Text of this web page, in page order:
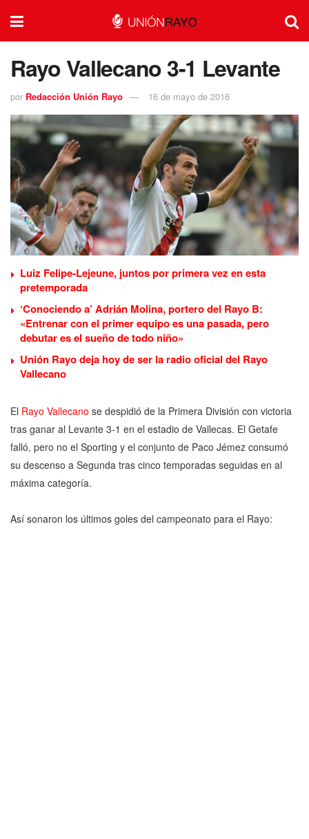
Rayo Vallecano 3-1 Levante
por Redacción Unión Rayo 16 de mayo de 2016
Luiz Felipe-Lejeune, juntos por primera vez en esta
pretemporada
‘Conociendo a’ Adrián Molina, portero del Rayo B:
«Entrenar con el primer equipo es una pasada, pero
debutar es el sueño de todo niño»
Unión Rayo deja hoy de ser la radio oficial del Rayo
Vallecano
El Rayo Vallecano se despidió de la Primera División con victoria
tras ganar al Levante 3-1 en el estadio de Vallecas. El Getafe
falló, pero no el Sporting y el conjunto de Paco Jémez consumó
su descenso a Segunda tras cinco temporadas seguidas en al
máxima categoría.
Así sonaron los últimos goles del campeonato para el Rayo: